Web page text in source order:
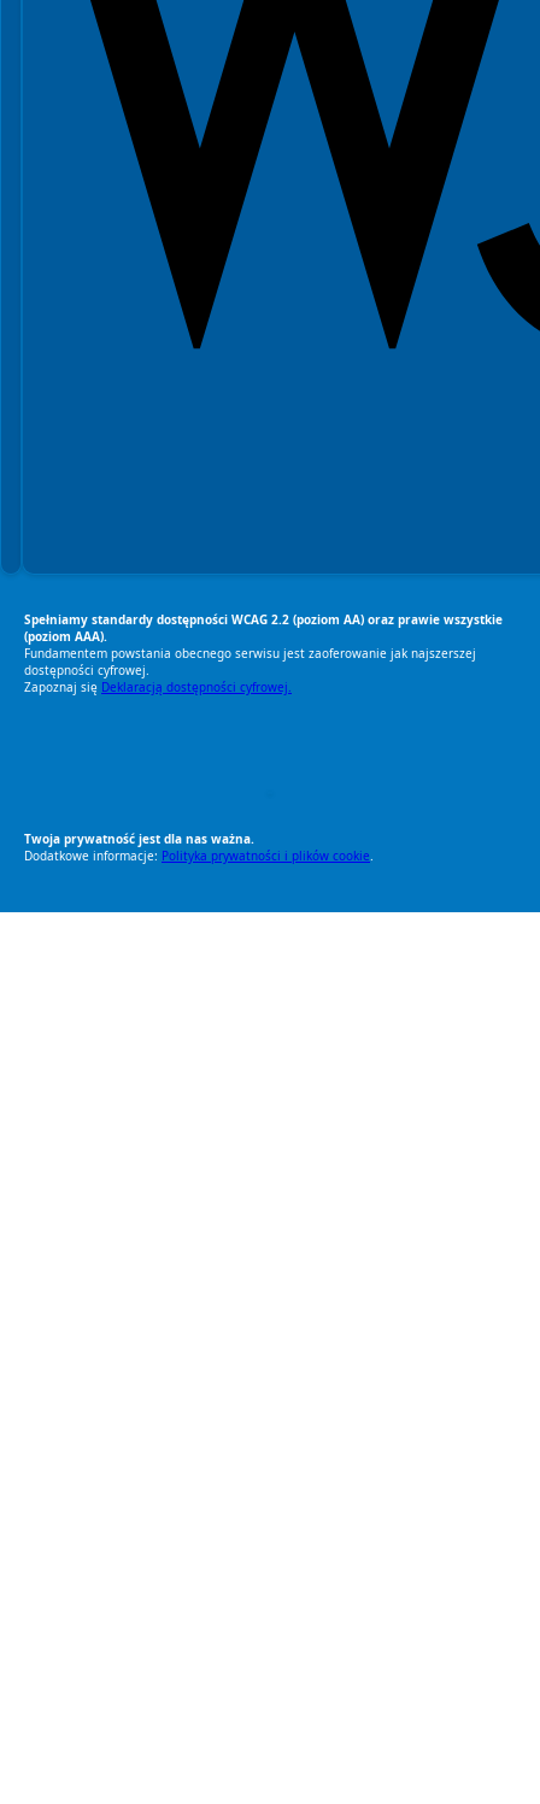
Spełniamy standardy dostępności WCAG 2.2 (poziom AA) oraz prawie wszystkie
(poziom AAA).
Fundamentem powstania obecnego serwisu jest zaoferowanie jak najszerszej
dostępności cyfrowej.
Zapoznaj się Deklaracją dostępności cyfrowej.
Twoja prywatność jest dla nas ważna.
Dodatkowe informacje: Polityka prywatności i plików cookie